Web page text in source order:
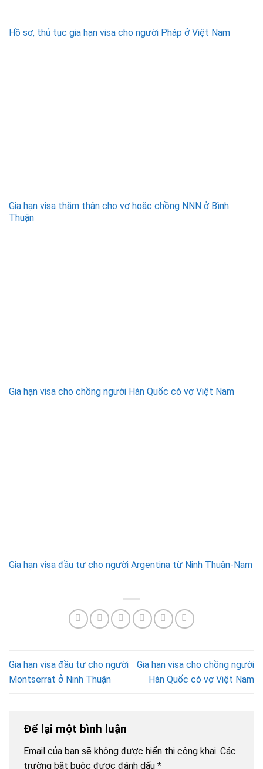
Hồ sơ, thủ tục gia hạn visa cho người Pháp ở Việt Nam
Gia hạn visa thăm thân cho vợ hoặc chồng NNN ở Bình
Thuận
Gia hạn visa cho chồng người Hàn Quốc có vợ Việt Nam
Gia hạn visa đầu tư cho người Argentina từ Ninh Thuận-Nam
Gia hạn visa đầu tư cho người
Montserrat ở Ninh Thuận
Gia hạn visa cho chồng người
Hàn Quốc có vợ Việt Nam
Để lại một bình luận
Email của bạn sẽ không được hiển thị công khai. Các
trường bắt buộc được đánh dấu *